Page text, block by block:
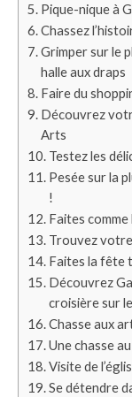
Pique-nique à
Chassez
Grimper sur le
halle aux draps
Faire du
Découvrez
Arts
Testez les
Pesée sur la
!
Faites comme
Trouvez
Faites la fête
Découvrez
croisière sur
Chasse aux
Une chasse
Visite de
Se détendre